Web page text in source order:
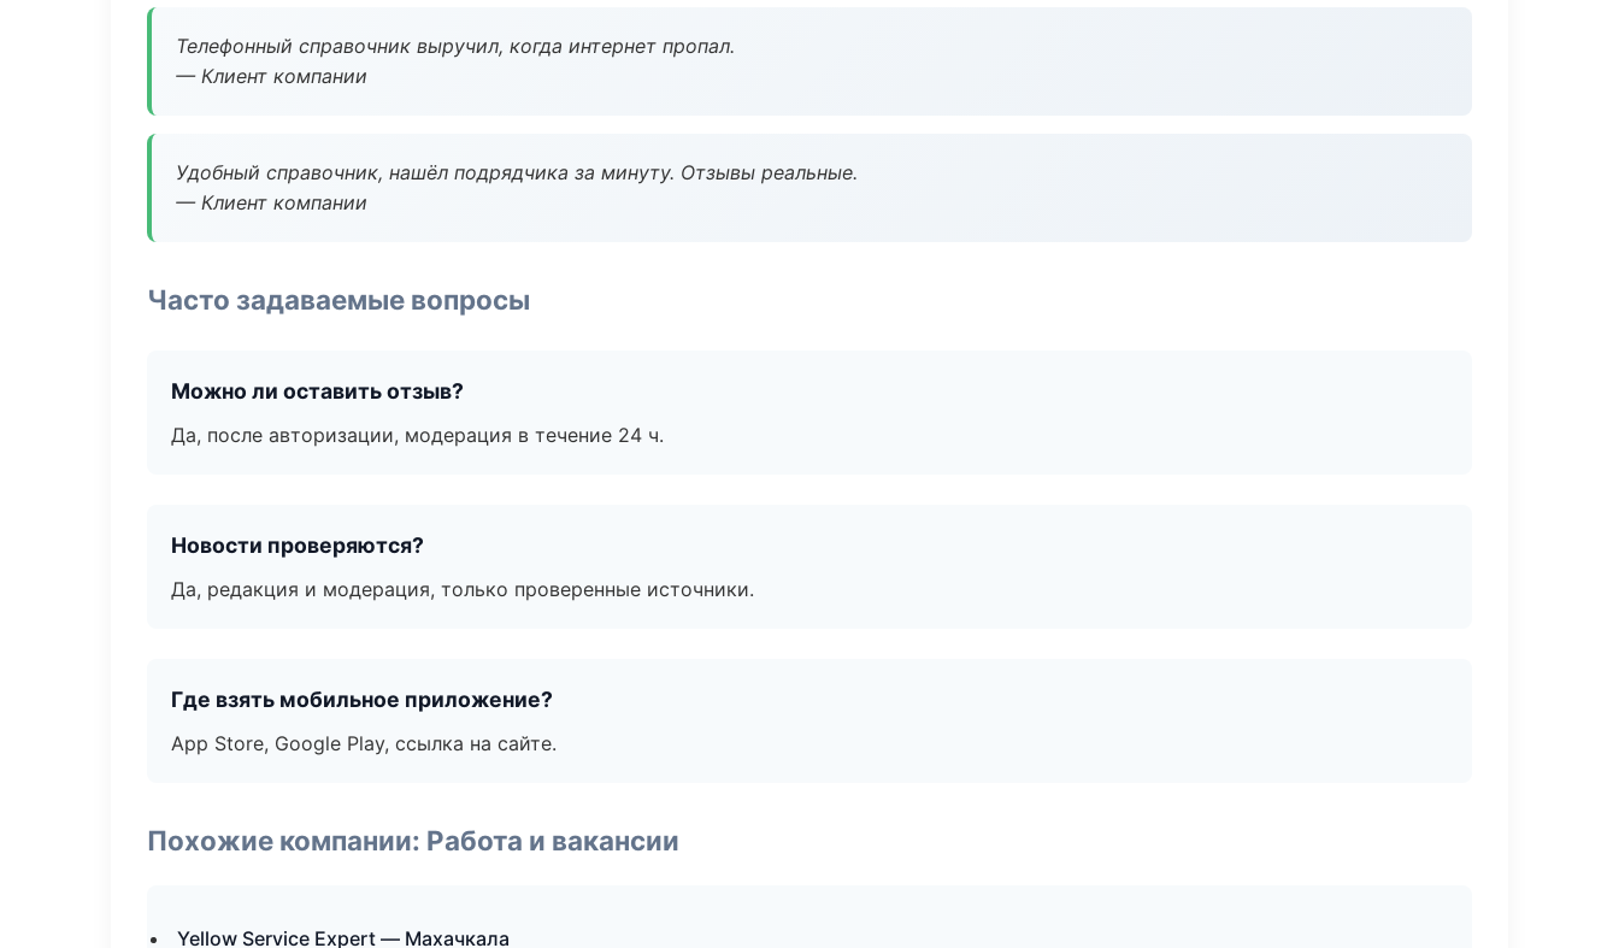
Телефонный справочник выручил, когда интернет пропал.
— Клиент компании
Удобный справочник, нашёл подрядчика за минуту. Отзывы реальные.
— Клиент компании
Часто задаваемые вопросы
Можно ли оставить отзыв?
Да, после авторизации, модерация в течение 24 ч.
Новости проверяются?
Да, редакция и модерация, только проверенные источники.
Где взять мобильное приложение?
App Store, Google Play, ссылка на сайте.
Похожие компании: Работа и вакансии
Yellow Service Expert — Махачкала